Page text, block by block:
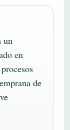
un
en
de